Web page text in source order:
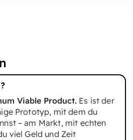
Viable Product. Es ist der
Prototyp, mit dem du
– am Markt, mit echten
viel Geld und Zeit